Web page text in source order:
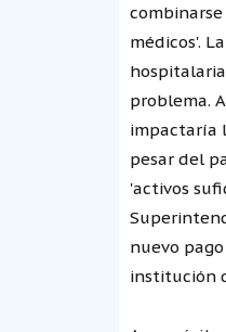
médicos'.
problema.
impactaría
pesar del
'activos
nuevo
institución